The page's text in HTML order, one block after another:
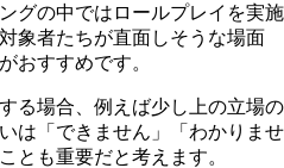
グの中ではロールプレイを実施
象者たちが直面しそうな場面
おすすめです。
る場合、例えば少し上の立場の
は「できません」「わかりませ
とも重要だと考えます。